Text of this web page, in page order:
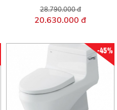
28.790.000 đ
20.630.000 đ
-45%